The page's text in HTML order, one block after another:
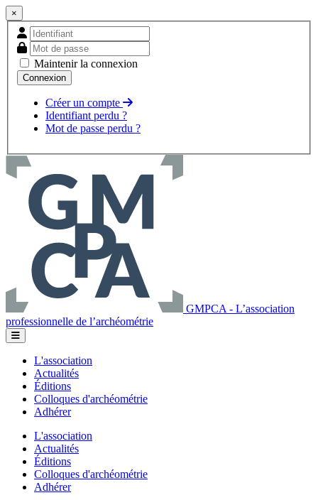
×
Maintenir la connexion
Créer un compte
Identifiant perdu ?
Mot de passe perdu ?
GMPCA - L’association
professionnelle de l’archéométrie
L'association
Actualités
Éditions
Colloques d'archéométrie
Adhérer
L'association
Actualités
Éditions
Colloques d'archéométrie
Adhérer